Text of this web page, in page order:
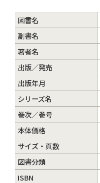
図書名
副書名
著者名
出版／発売
出版年月
シリーズ名
巻次／巻号
本体価格
サイズ・頁数
図書分類
ISBN